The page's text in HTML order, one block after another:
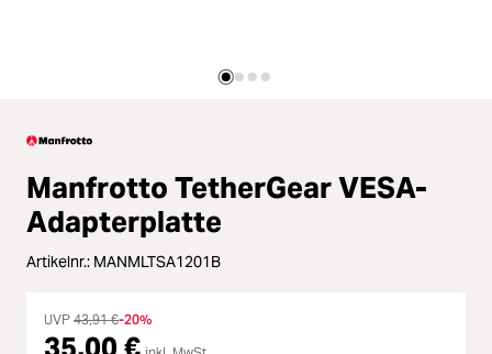
Zubehör
Loading...
Licht & Studio
Loading...
Bildbearbeitung
Loading...
Ferngläser
Manfrotto TetherGear VESA-
Adapterplatte
Artikelnr.: MANMLTSA1201B
UVP 43,91 €-20%